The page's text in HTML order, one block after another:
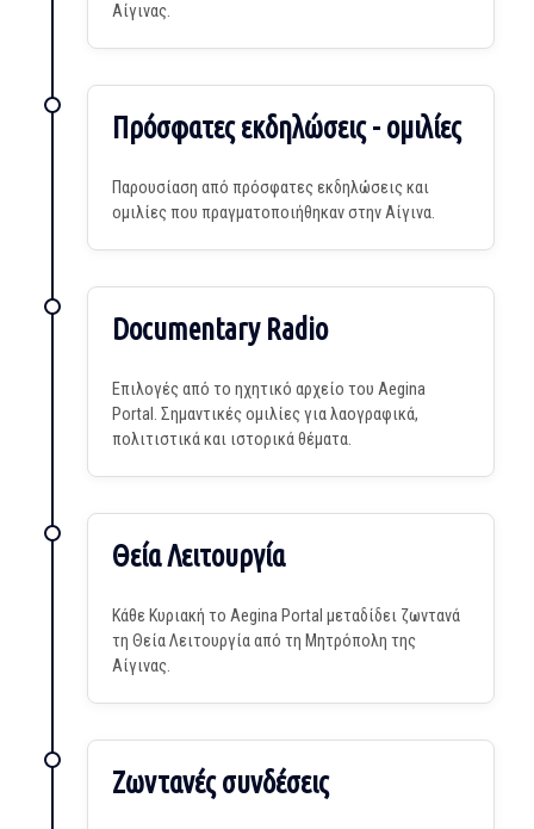
Αίγινας.
Πρόσφατες εκδηλώσεις - ομιλίες
Παρουσίαση από πρόσφατες εκδηλώσεις και
ομιλίες που πραγματοποιήθηκαν στην Αίγινα.
Documentary Radio
Επιλογές από το ηχητικό αρχείο του Aegina
Portal. Σημαντικές ομιλίες για λαογραφικά,
πολιτιστικά και ιστορικά θέματα.
Θεία Λειτουργία
Κάθε Κυριακή το Aegina Portal μεταδίδει ζωντανά
τη Θεία Λειτουργία από τη Μητρόπολη της
Αίγινας.
Ζωντανές συνδέσεις